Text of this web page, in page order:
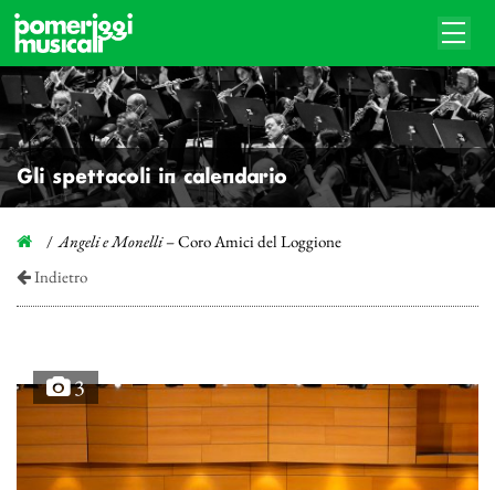
Gli spettacoli in calendario
Angeli e Monelli– Coro Amici del Loggione
Indietro
3